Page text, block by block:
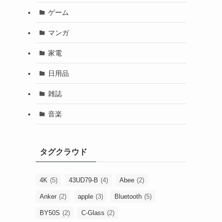
ゲーム
マンガ
家電
日用品
雑誌
音楽
タグクラウド
4K (5) 43UD79-B (4) Abee (2)
Anker (2) apple (3) Bluetooth (5)
BY50S (2) C-Glass (2)